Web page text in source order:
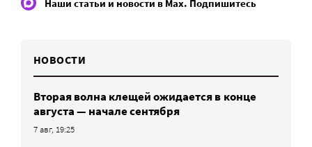
Наши статьи и новости в Max. Подпишитесь
НОВОСТИ
Вторая волна клещей ожидается в конце
августа — начале сентября
7 авг, 19:25